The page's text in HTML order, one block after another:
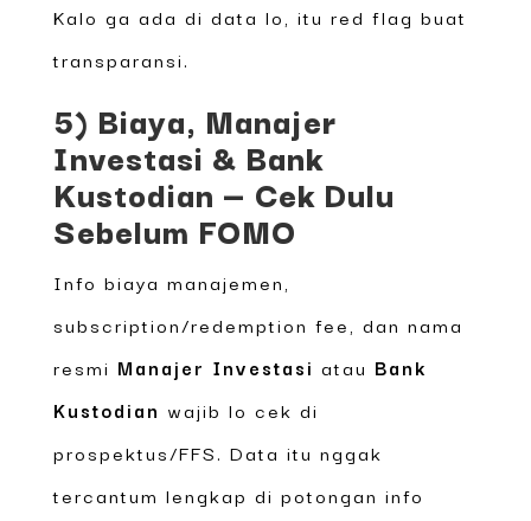
Kalo ga ada di data lo, itu red flag buat
transparansi.
5) Biaya, Manajer
Investasi & Bank
Kustodian — Cek Dulu
Sebelum FOMO
Info biaya manajemen,
subscription/redemption fee, dan nama
resmi Manajer Investasi atau Bank
Kustodian wajib lo cek di
prospektus/FFS. Data itu nggak
tercantum lengkap di potongan info